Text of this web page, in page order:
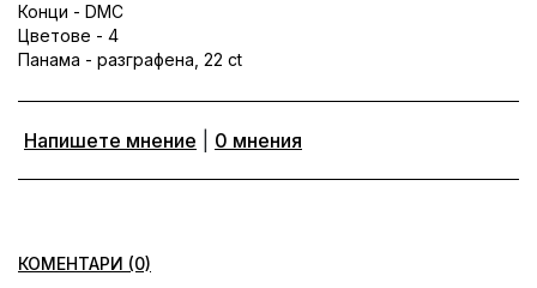
Конци - DMC
Цветове - 4
Панама - разграфена, 22 ct
Напишете мнение 0 мнения
КОМЕНТАРИ (0)